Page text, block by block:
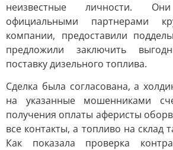
неизвестные личности. Они
официальными партнерами
компании, предоставили
предложили заключить
поставку дизельного топлива.
Сделка была согласована, а
на указанные мошенниками
получения оплаты аферисты
все контакты, а топливо на склад
Как показала проверка